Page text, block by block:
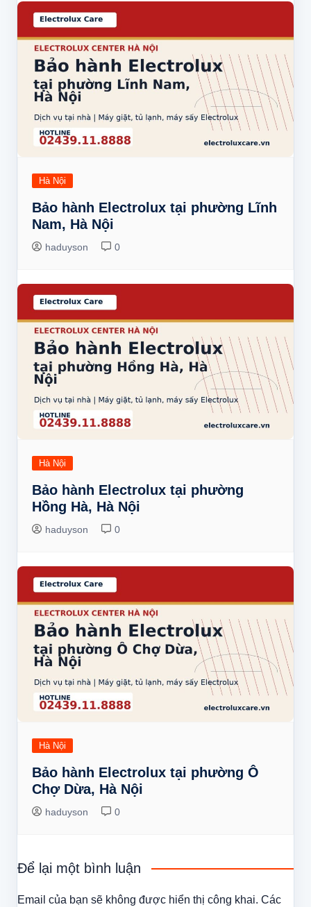
Hà Nội
Bảo hành Electrolux tại phường Lĩnh
Nam, Hà Nội
haduyson 0
Hà Nội
Bảo hành Electrolux tại phường
Hồng Hà, Hà Nội
haduyson 0
Hà Nội
Bảo hành Electrolux tại phường Ô
Chợ Dừa, Hà Nội
haduyson 0
Để lại một bình luận
Email của bạn sẽ không được hiển thị công khai. Các